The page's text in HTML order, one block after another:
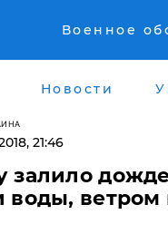
Военное
Новости
21:46
залило
воды,